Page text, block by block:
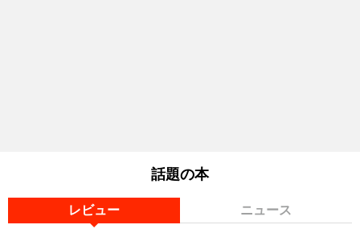
話題の本
レビュー ニュース